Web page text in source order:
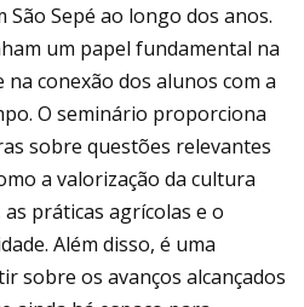
São Sepé ao longo dos anos.
um papel fundamental na
na conexão dos alunos com a
O seminário proporciona
sobre questões relevantes
a valorização da cultura
práticas agrícolas e o
Além disso, é uma
sobre os avanços alcançados